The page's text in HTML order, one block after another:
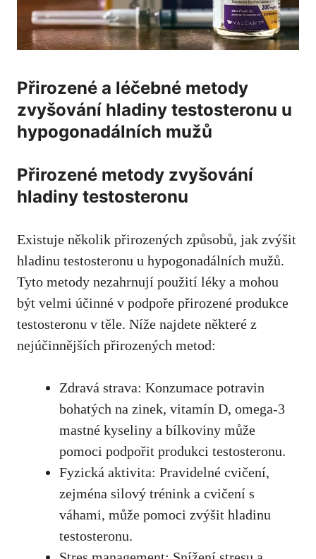
Přirozené a léčebné metody
zvyšování hladiny testosteronu u
hypogonadálních mužů
Přirozené metody zvyšování
hladiny testosteronu
Existuje několik přirozených způsobů, jak zvýšit
hladinu testosteronu u hypogonadálních mužů.
Tyto metody nezahrnují použití léky a mohou
být velmi účinné v podpoře přirozené produkce
testosteronu v těle. Níže najdete některé z
nejúčinnějších přirozených metod:
Zdravá strava: Konzumace potravin
bohatých na zinek, vitamín D, omega-3
mastné kyseliny a bílkoviny může
pomoci podpořit produkci testosteronu.
Fyzická aktivita: Pravidelné cvičení,
zejména silový trénink a cvičení s
váhami, může pomoci zvýšit hladinu
testosteronu.